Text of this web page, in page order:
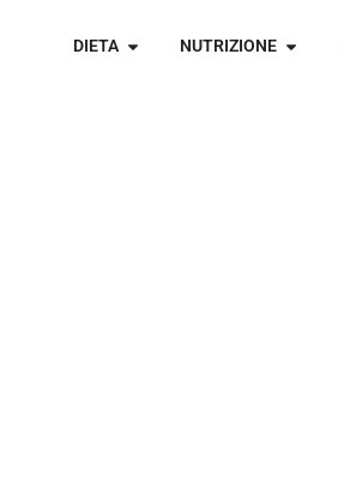
DIETA NUTRIZIONE